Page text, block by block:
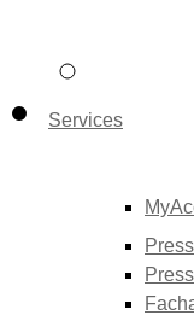
Services